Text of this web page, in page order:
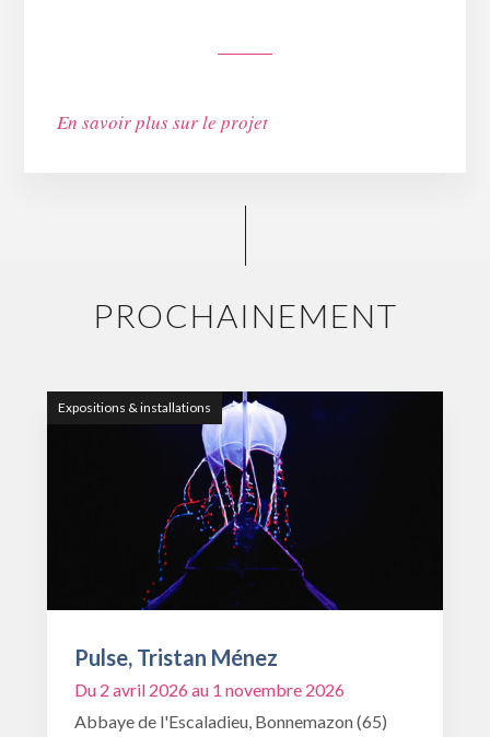
En savoir plus sur le projet
PROCHAINEMENT
Expositions & installations
Pulse, Tristan Ménez
Du 2 avril 2026 au 1 novembre 2026
Abbaye de l'Escaladieu, Bonnemazon (65)